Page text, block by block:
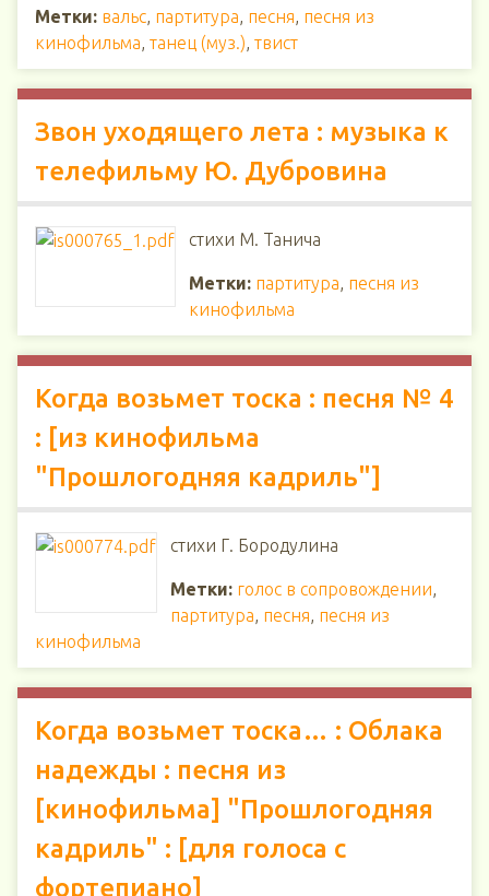
Метки: вальс, партитура, песня, песня из
кинофильма, танец (муз.), твист
Звон уходящего лета : музыка к
телефильму Ю. Дубровина
стихи М. Танича
Метки: партитура, песня из
кинофильма
Когда возьмет тоска : песня № 4
: [из кинофильма
"Прошлогодняя кадриль"]
стихи Г. Бородулина
Метки: голос в сопровождении,
партитура, песня, песня из
кинофильма
Когда возьмет тоска… : Облака
надежды : песня из
[кинофильма] "Прошлогодняя
кадриль" : [для голоса с
фортепиано]